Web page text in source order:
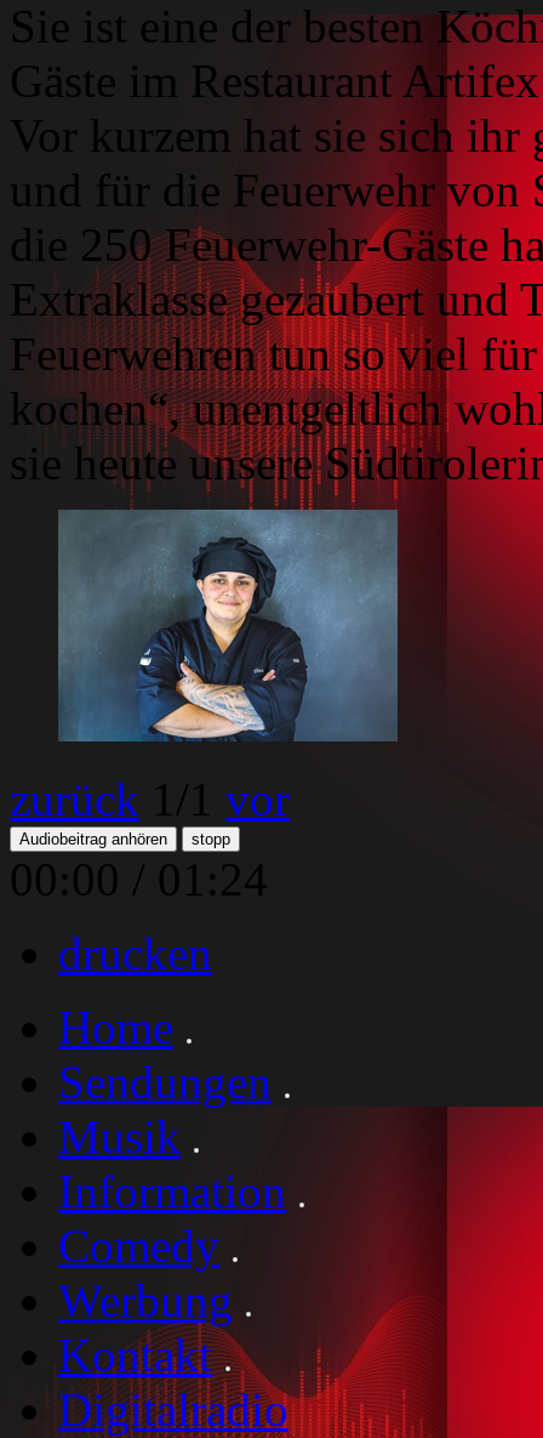
Sie ist eine der besten
Gäste im Restaurant
Vor kurzem hat sie sich ihr
und für die Feuerwehr von
die 250 Feuerwehr-Gäste
Extraklasse gezaubert
Feuerwehren tun so viel
kochen“, unentgeltlich
sie heute unsere
zurück 1 /1 vor
Audiobeitrag anhören stopp
00:00 / 01:24
drucken
Home
Sendungen
Musik
Information
Comedy
Werbung
Kontakt
Digitalradio